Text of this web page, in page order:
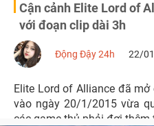
Cận cảnh Elite Lord of
với đoạn clip dài 3h
Động Đậy 24h 22/
Elite Lord of Alliance đã
vào ngày 20/1/2015 vừa
các game thủ phải đợi thêm